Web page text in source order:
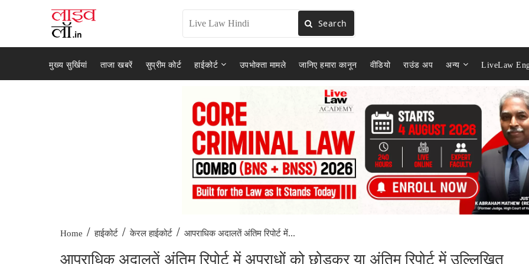
Search
मुख्य सुर्खियां ताजा खबरें सुप्रीम कोर्ट हाईकोर्ट उपभोक्ता मामले जानिए हमारा कानून वीडियो राउंड अप अन्य LiveLaw
Home / हाईकोर्ट / केरल हाईकोर्ट / आपराधिक अदालतें अंतिम रिपोर्ट में...
आपराधिक अदालतें अंतिम रिपोर्ट में अपराधों को छोड़कर या अंतिम रिपोर्ट में उल्लिखित